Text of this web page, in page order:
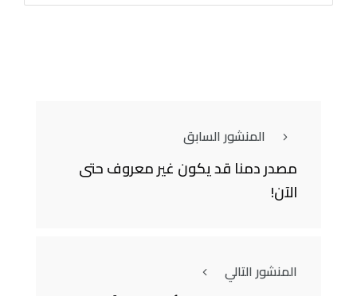
المنشور السابق
مصدر دمنا قد يكون غير معروف حتى
الآن!
المنشور التالي